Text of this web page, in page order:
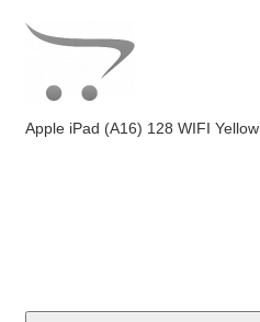
Apple iPad (A16) 128 WIFI Yellow